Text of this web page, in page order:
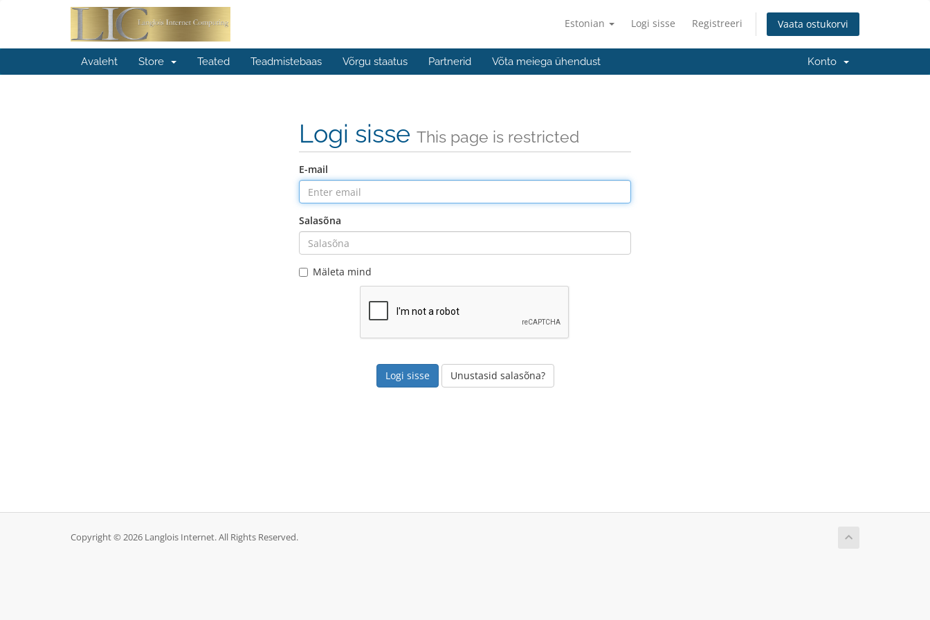
Estonian Logi sisse Registreeri Vaata ostukorvi
Avaleht Store Teated Teadmistebaas Võrgu staatus Partnerid Võta meiega ühendust Konto
Logi sisse This page is restricted
E-mail
Salasõna
Mäleta mind
Unustasid salasõna?
Copyright © 2026 Langlois Internet. All Rights Reserved.